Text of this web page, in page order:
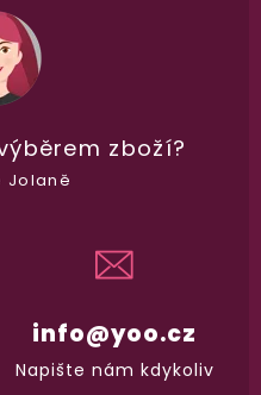
zakazníků
balení
Vše důležité máme
info@yoo.cz
Napište nám kdykoliv
zboží?
Jolaně